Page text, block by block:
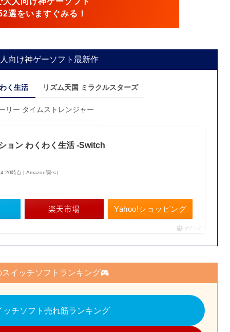
選をいますぐみる！
向け神ゲーソフト最新作
く生活 リズム天国 ミラクルスターズ
リー タイムストレンジャー
ョン わくわく生活 -Switch
時点 | Amazon調べ）
楽天市場 Yahoo!ショッピング
ポチップ
イッチソフトランキング
チソフト売れ筋ランキング